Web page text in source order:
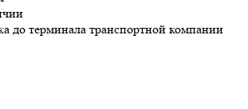
до терминала транспортной компании